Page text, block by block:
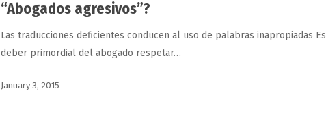
“Abogados agresivos”?
Las traducciones deficientes conducen al uso de palabras inapropiadas Es
deber primordial del abogado respetar…
January 3, 2015